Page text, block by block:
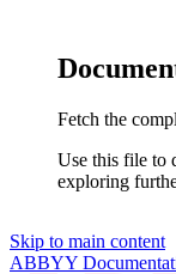
Fetch the
Use this file to
exploring
Skip to main content
ABBYY